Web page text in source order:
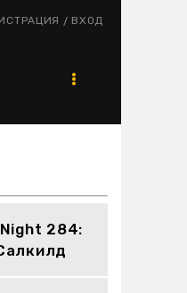
/ ВХОД
284: